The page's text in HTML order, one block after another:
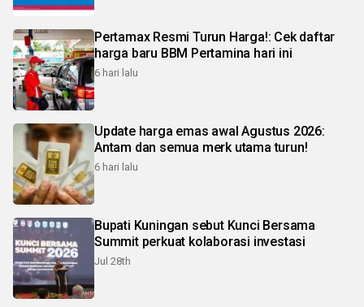
Pertamax Resmi Turun Harga!: Cek daftar
harga baru BBM Pertamina hari ini
6 hari lalu
Update harga emas awal Agustus 2026:
Antam dan semua merk utama turun!
6 hari lalu
Bupati Kuningan sebut Kunci Bersama
Summit perkuat kolaborasi investasi
Jul 28th